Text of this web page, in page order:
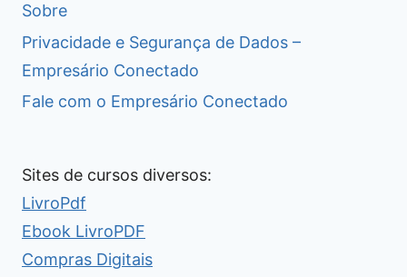
Sobre
Privacidade e Segurança de Dados –
Empresário Conectado
Fale com o Empresário Conectado
Sites de cursos diversos:
LivroPdf
Ebook LivroPDF
Compras Digitais